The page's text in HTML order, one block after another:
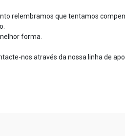
relembramos que tentamos
forma.
nos através da nossa linha de